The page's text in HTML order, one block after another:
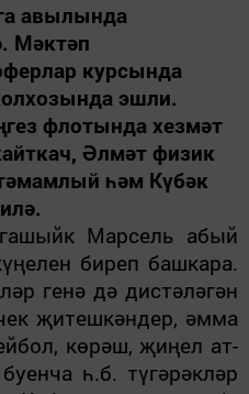
авылын­да
Мәктәп
кур­сында
эшли.
флотында хезмәт
Әлмәт физик
һәм Күбәк
Марсель абый
биреп башкара.
генә дә дистәләгән
җитешкәндер, әмма
көрәш, җиңел ат­
һ.б. түгәрәкләр